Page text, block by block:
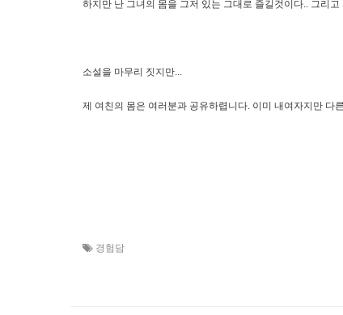
하지만 난 그녀의 몸을 그저 있는 그대로 즐길것이다.. 그리
소설을 마무리 짓지만...
제 여친의 몸은 여러분과 공유하렵니다. 이미 내여자지만 다
경험담